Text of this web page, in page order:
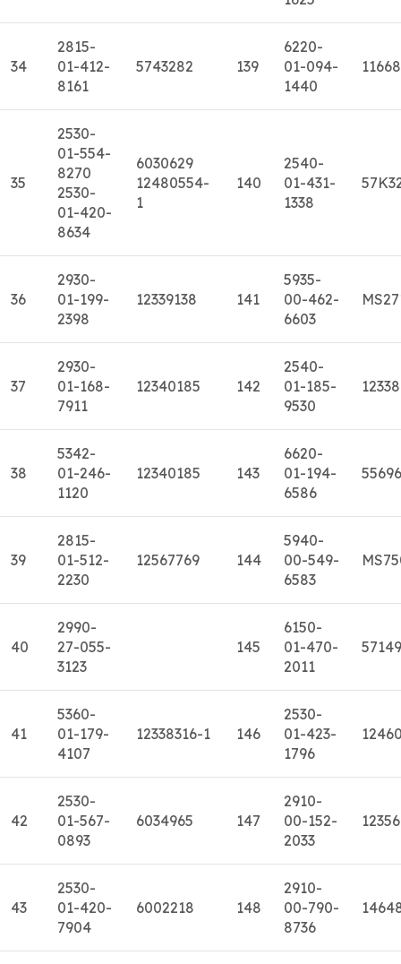
34
2815-
01-412-
8161
5743282 139
6220-
01-094-
1440
35
2530-
01-554-
8270
2530-
01-420-
8634
6030629
12480554-
1
140
2540-
01-431-
1338
36
2930-
01-199-
2398
12339138 141
5935-
00-462-
6603
37
2930-
01-168-
7911
12340185 142
2540-
01-185-
9530
38
5342-
01-246-
1120
12340185 143
6620-
01-194-
6586
39
2815-
01-512-
2230
12567769 144
5940-
00-549-
6583
40
2990-
27-055-
3123
145
6150-
01-470-
2011
41
5360-
01-179-
4107
12338316-1 146
2530-
01-423-
1796
42
2530-
01-567-
0893
6034965 147
2910-
00-152-
2033
43
2530-
01-420-
7904
6002218 148
2910-
00-790-
8736